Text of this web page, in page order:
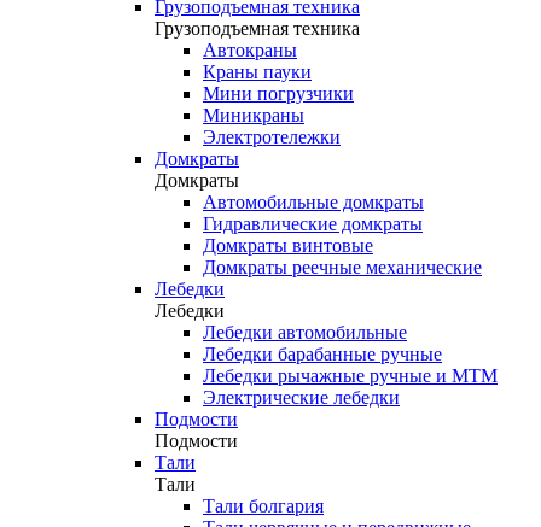
Грузоподъемная техника
Грузоподъемная техника
Автокраны
Краны пауки
Мини погрузчики
Миникраны
Электротележки
Домкраты
Домкраты
Автомобильные домкраты
Гидравлические домкраты
Домкраты винтовые
Домкраты реечные механические
Лебедки
Лебедки
Лебедки автомобильные
Лебедки барабанные ручные
Лебедки рычажные ручные и МТМ
Электрические лебедки
Подмости
Подмости
Тали
Тали
Тали болгария